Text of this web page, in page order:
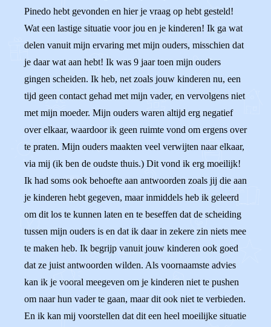
Pinedo hebt gevonden en hier je vraag op hebt gesteld!
Wat een lastige situatie voor jou en je kinderen! Ik ga wat
delen vanuit mijn ervaring met mijn ouders, misschien dat
je daar wat aan hebt! Ik was 9 jaar toen mijn ouders
gingen scheiden. Ik heb, net zoals jouw kinderen nu, een
tijd geen contact gehad met mijn vader, en vervolgens niet
met mijn moeder. Mijn ouders waren altijd erg negatief
over elkaar, waardoor ik geen ruimte vond om ergens over
te praten. Mijn ouders maakten veel verwijten naar elkaar,
via mij (ik ben de oudste thuis.) Dit vond ik erg moeilijk!
Ik had soms ook behoefte aan antwoorden zoals jij die aan
je kinderen hebt gegeven, maar inmiddels heb ik geleerd
om dit los te kunnen laten en te beseffen dat de scheiding
tussen mijn ouders is en dat ik daar in zekere zin niets mee
te maken heb. Ik begrijp vanuit jouw kinderen ook goed
dat ze juist antwoorden wilden. Als voornaamste advies
kan ik je vooral meegeven om je kinderen niet te pushen
om naar hun vader te gaan, maar dit ook niet te verbieden.
En ik kan mij voorstellen dat dit een heel moeilijke situatie